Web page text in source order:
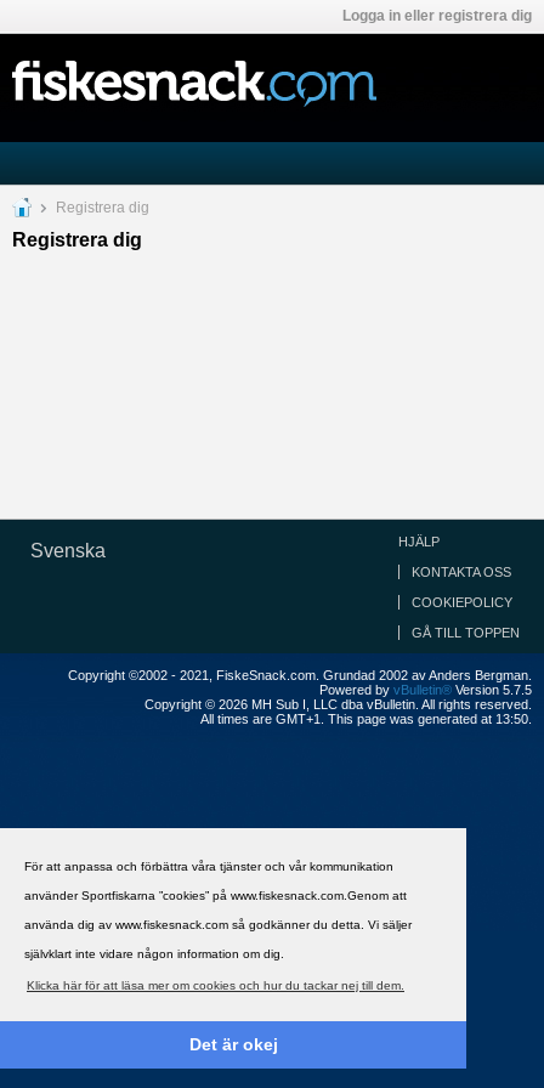
För att anpassa och förbättra våra tjänster och vår kommunikation
använder Sportfiskarna ”cookies” på www.fiskesnack.com.Genom att
använda dig av www.fiskesnack.com så godkänner du detta. Vi säljer
självklart inte vidare någon information om dig.
Klicka här för att läsa mer om cookies och hur du tackar nej till dem.
Det är okej
Logga in eller registrera dig
Registrera dig
Registrera dig
Svenska HJÄLP
KONTAKTA OSS
COOKIEPOLICY
GÅ TILL TOPPEN
Copyright ©2002 - 2021, FiskeSnack.com. Grundad 2002 av Anders Bergman.
Powered by vBulletin® Version 5.7.5
Copyright © 2026 MH Sub I, LLC dba vBulletin. All rights reserved.
All times are GMT+1. This page was generated at 13:50.